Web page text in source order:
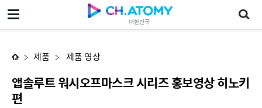
대한민국
제품 제품 영상
앱솔루트 워시오프마스크 시리즈 홍보영상 히노키
편